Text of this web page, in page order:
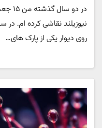
در
روی دیوار یکی از پارک های…